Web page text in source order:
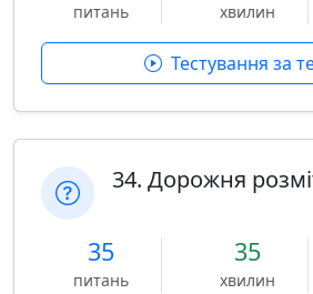
питань хвилин
Тестування за
34. Дорожня
35
питань
35
хвилин